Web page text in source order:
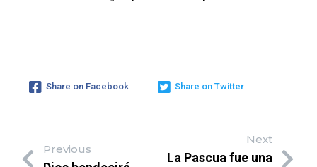
Share on Facebook Share on Twitter
Previous
Next
La Pascua fue una